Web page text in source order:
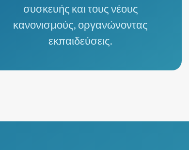
συσκευής και τους νέους
κανονισμούς, οργανώνοντας
εκπαιδεύσεις.